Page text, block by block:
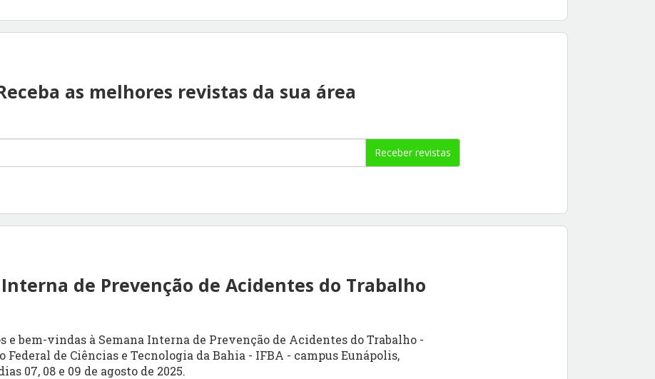
as melhores revistas da sua área
Receber revistas
de Prevenção de Acidentes do Trabalho
e bem-vindas à Semana Interna de Prevenção de Acidentes do Trabalho -
Federal de Ciências e Tecnologia da Bahia - IFBA - campus Eunápolis,
07, 08 e 09 de agosto de 2025.